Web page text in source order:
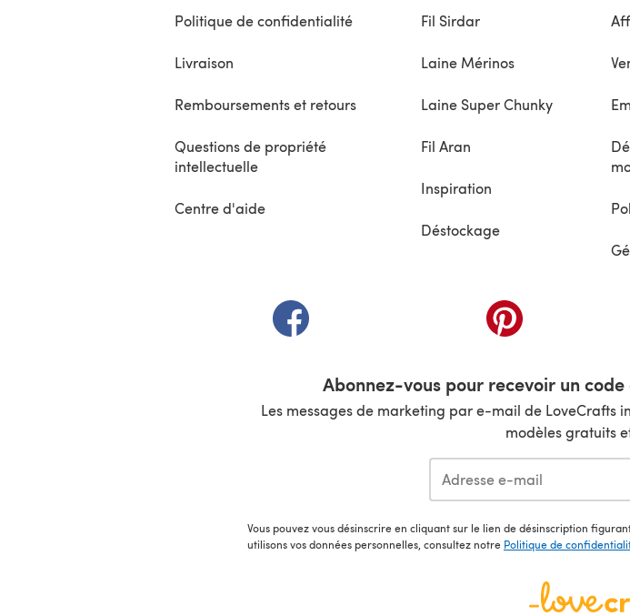
Politique de confidentialité
Livraison
Remboursements et retours
Questions de propriété
intellectuelle
Centre d'aide
Fil Sirdar
Laine Mérinos
Laine Super Chunky
Fil Aran
Inspiration
Déstockage
(s'ouvre dans un nouvel onglet) (s'ouvre dans un
Abonnez-vous pour recevoir un
Les messages de marketing par e-mail de LoveCrafts
modèles gratuits
Vous pouvez vous désinscrire en cliquant sur le lien de désinscription
utilisons vos données personnelles, consultez notre Politique de